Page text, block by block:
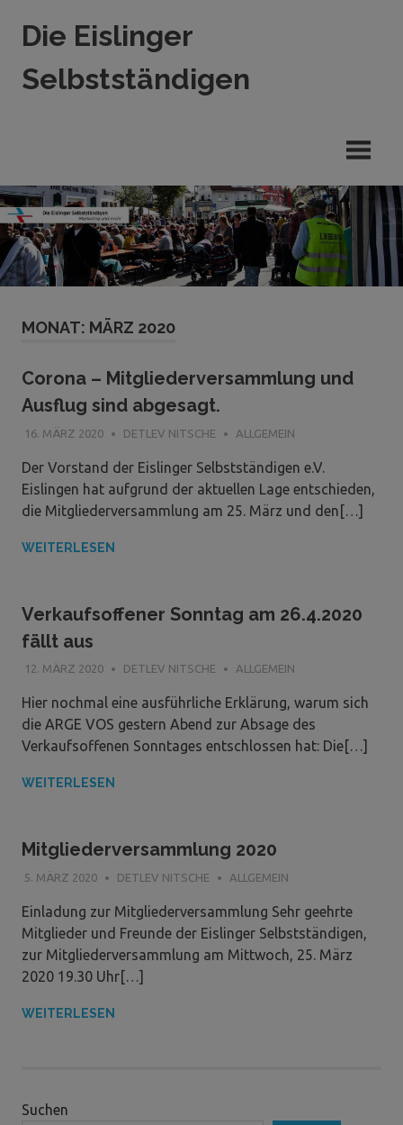
InhaltDie Eislinger
Selbstständigen
in
Hande,
Handwerk
und
Dienstleistung
MONAT: MÄRZ 2020
Corona – Mitgliederversammlung und
Ausflug sind abgesagt.
16. MÄRZ 2020 DETLEV NITSCHE ALLGEMEIN
Der Vorstand der Eislinger Selbstständigen e.V.
Eislingen hat aufgrund der aktuellen Lage entschieden,
die Mitgliederversammlung am 25. März und den[…]
WEITERLESEN
Verkaufsoffener Sonntag am 26.4.2020
fällt aus
12. MÄRZ 2020 DETLEV NITSCHE ALLGEMEIN
Hier nochmal eine ausführliche Erklärung, warum sich
die ARGE VOS gestern Abend zur Absage des
Verkaufsoffenen Sonntages entschlossen hat: Die[…]
WEITERLESEN
Mitgliederversammlung 2020
5. MÄRZ 2020 DETLEV NITSCHE ALLGEMEIN
Einladung zur Mitgliederversammlung Sehr geehrte
Mitglieder und Freunde der Eislinger Selbstständigen,
zur Mitgliederversammlung am Mittwoch, 25. März
2020 19.30 Uhr[…]
WEITERLESEN
Suchen